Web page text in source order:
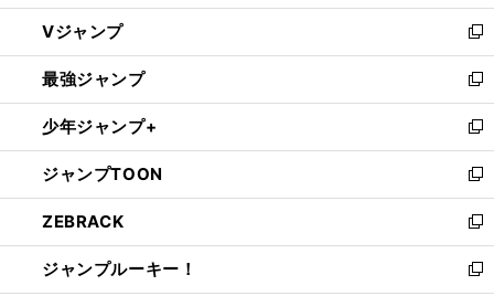
ウ
ィ
ン
ド
ウ
で
開
く
し
い
ウ
ィ
ン
ド
ウ
で
開
く
Vジャンプ
新
し
い
ウ
ィ
ン
ド
ウ
で
開
く
最強ジャンプ
新
し
い
ウ
ィ
ン
ド
ウ
で
少年ジャンプ+
新
し
い
ウ
ィ
ン
ド
ジャンプTOON
新
し
い
ウ
ィ
ZEBRACK
新
し
い
ジャンプルーキー！
新